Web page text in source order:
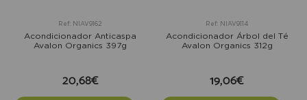
Ref: NIAV9162
Acondicionador Anticaspa
Avalon Organics 397g
20,68€
Ref: NIAV9114
Acondicionador Árbol del Té
Avalon Organics 312g
19,06€